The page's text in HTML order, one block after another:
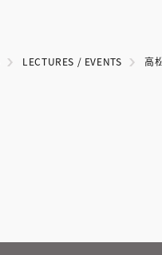
LECTURES / EVENTS 高